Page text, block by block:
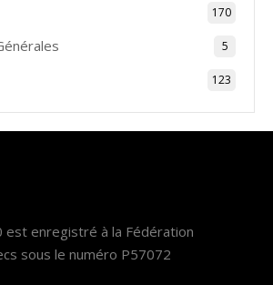
170
5
123
est enregistré à la Fédération
sous le numéro P57072